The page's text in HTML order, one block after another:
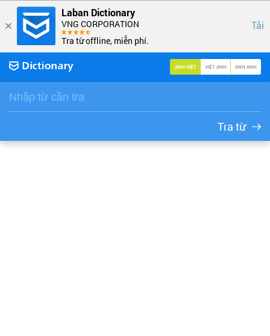
Laban Dictionary
VNG CORPORATION
Tra từ offline, miễn phí.
Tải
ANH VIỆT VIỆT ANH ANH ANH
Tra từ